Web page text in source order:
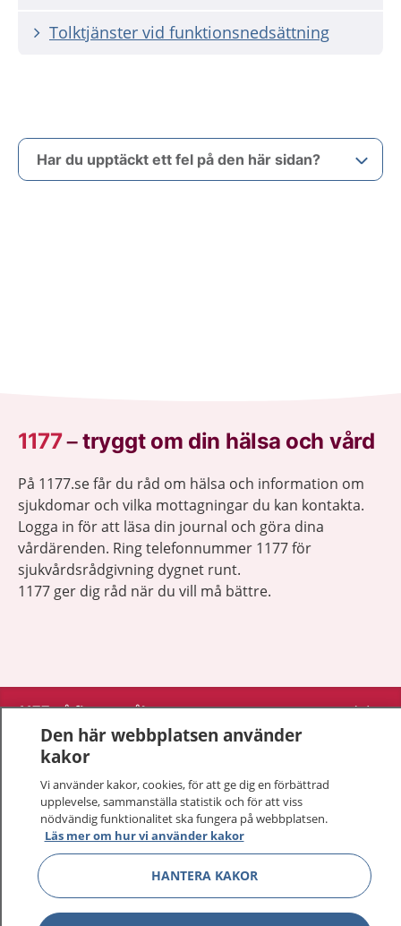
Tolktjänster vid funktionsnedsättning
Har du upptäckt ett fel på den här sidan?
1177–tryggt om din hälsa och vård
På 1177.se får du råd om hälsa och information om
sjukdomar och vilka mottagningar du kan kontakta.
Logga in för att läsa din journal och göra dina
vårdärenden. Ring telefonnummer 1177 för
sjukvårdsrådgivning dygnet runt.
1177 ger dig råd när du vill må bättre.
1177 på flera språk Visa
Om 1177
Kontakt
Behandling av personuppgifter
Hantering av kakor
Den här webbplatsen använder
kakor
Vi använder kakor, cookies, för att ge dig en förbättrad
upplevelse, sammanställa statistik och för att viss
nödvändig funktionalitet ska fungera på webbplatsen.
Läs mer om hur vi använder kakor
HANTERA KAKOR